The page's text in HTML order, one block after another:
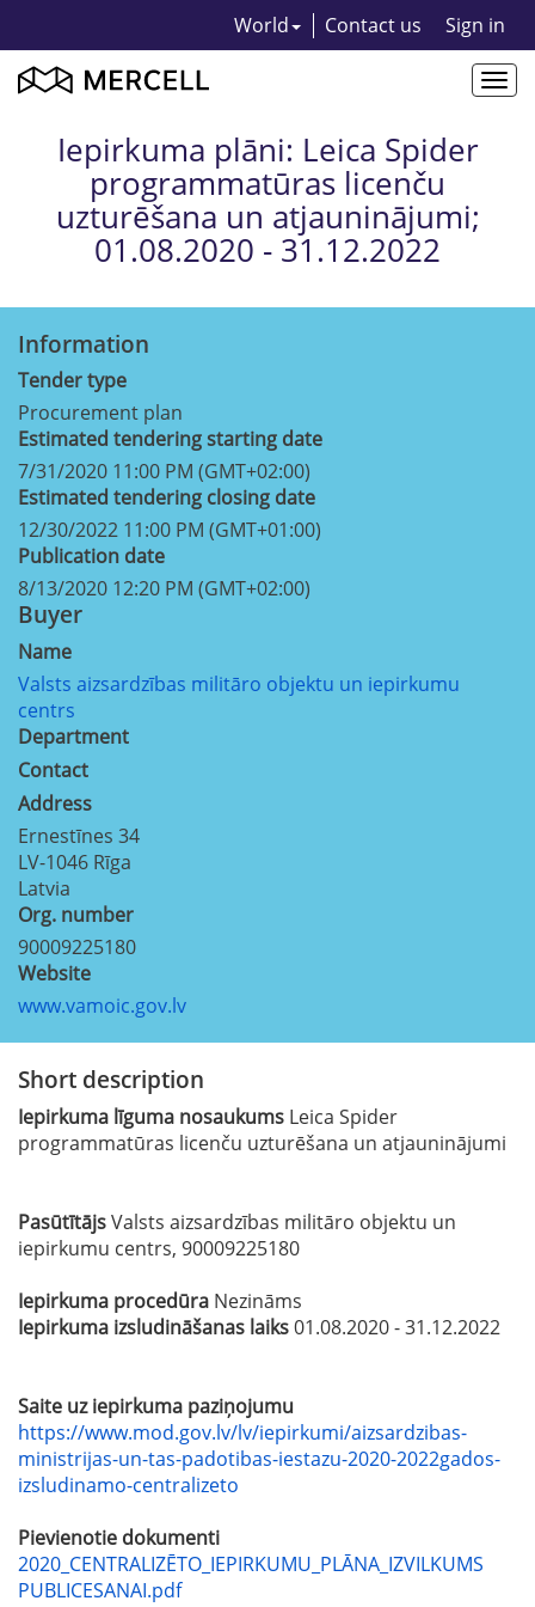
World Contact us Sign in
Iepirkuma plāni: Leica Spider
programmatūras licenču
uzturēšana un atjauninājumi;
01.08.2020 - 31.12.2022
Information
Tender type
Procurement plan
Estimated tendering starting date
7/31/2020 11:00 PM (GMT+02:00)
Estimated tendering closing date
12/30/2022 11:00 PM (GMT+01:00)
Publication date
8/13/2020 12:20 PM (GMT+02:00)
Buyer
Name
Valsts aizsardzības militāro objektu un iepirkumu
centrs
Department
Contact
Address
Ernestīnes 34
LV-1046 Rīga
Latvia
Org. number
90009225180
Website
www.vamoic.gov.lv
Short description
Iepirkuma līguma nosaukums Leica Spider
programmatūras licenču uzturēšana un atjauninājumi
PasūtītājsValsts aizsardzības militāro objektu un
iepirkumu centrs, 90009225180
Iepirkuma procedūra Nezināms
Iepirkuma izsludināšanas laiks01.08.2020 - 31.12.2022
Saite uz iepirkuma paziņojumu
https://www.mod.gov.lv/lv/iepirkumi/aizsardzibas-
ministrijas-un-tas-padotibas-iestazu-2020-2022gados-
izsludinamo-centralizeto
Pievienotie dokumenti
2020_CENTRALIZĒTO_IEPIRKUMU_PLĀNA_IZVILKUMS
PUBLICESANAI.pdf